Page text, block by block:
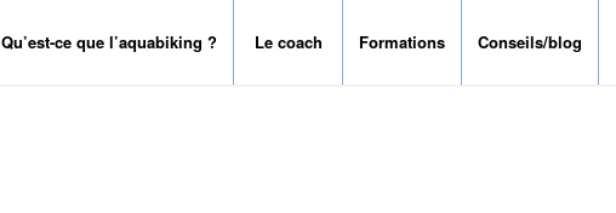
Qu’est-ce que l’aquabiking ? Le coach Formations Conseils/blog